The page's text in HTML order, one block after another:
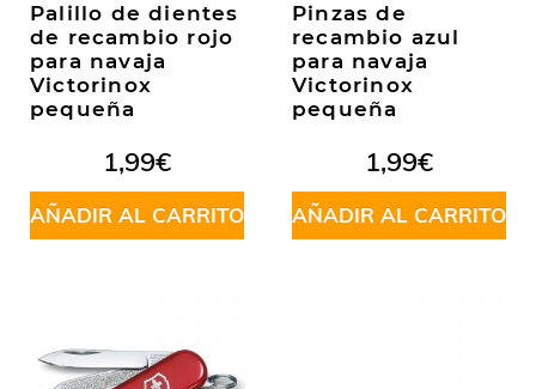
Palillo de dientes
de recambio rojo
para navaja
Victorinox
pequeña
1,99€
AÑADIR AL CARRITO
Pinzas de
recambio azul
para navaja
Victorinox
pequeña
1,99€
AÑADIR AL CARRITO